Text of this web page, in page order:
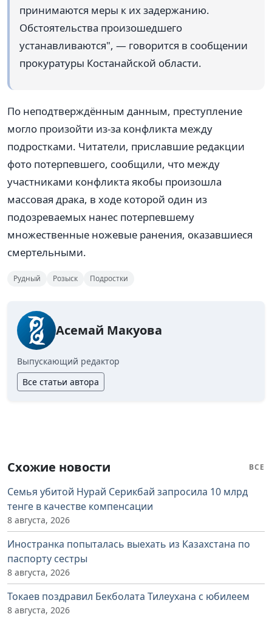
принимаются меры к их задержанию.
Обстоятельства произошедшего
устанавливаются", — говорится в сообщении
прокуратуры Костанайской области.
По неподтверждённым данным, преступление
могло произойти из-за конфликта между
подростками. Читатели, приславшие редакции
фото потерпевшего, сообщили, что между
участниками конфликта якобы произошла
массовая драка, в ходе которой один из
подозреваемых нанес потерпевшему
множественные ножевые ранения, оказавшиеся
смертельными.
Рудный Розыск Подростки
Асемай Макуова
Выпускающий редактор
Все статьи автора
Схожие новости ВСЕ
Семья убитой Нурай Серикбай запросила 10 млрд
тенге в качестве компенсации
8 августа, 2026
Иностранка попыталась выехать из Казахстана по
паспорту сестры
8 августа, 2026
Токаев поздравил Бекболата Тилеухана с юбилеем
8 августа, 2026